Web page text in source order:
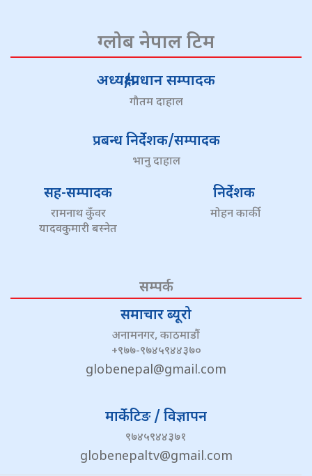
ग्लोब नेपाल टिम
अध्यक्ष/प्रधान सम्पादक
गौतम दाहाल
प्रबन्ध निर्देशक/सम्पादक
भानु दाहाल
सह-सम्पादक
रामनाथ कुँवर
यादवकुमारी बस्नेत
निर्देशक
मोहन कार्की
सम्पर्क
समाचार ब्यूरो
अनामनगर, काठमाडौं
+९७७-९७४५९४४३७०
globenepal@gmail.com
मार्केटिङ / विज्ञापन
९७४५९४४३७१
globenepaltv@gmail.com